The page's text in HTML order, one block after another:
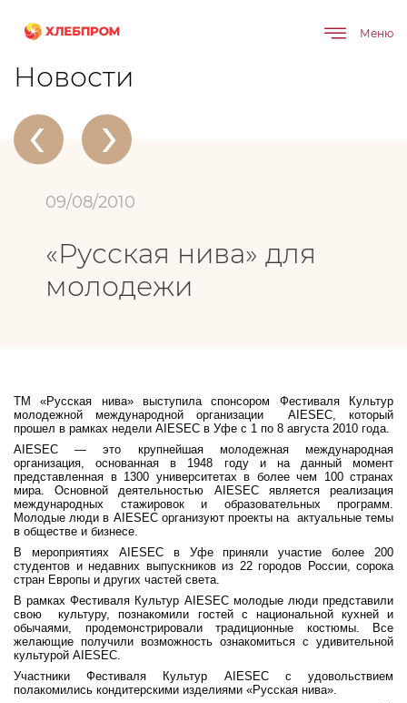
Меню
Главная О компании
Новости
‹ ›
09/08/2010
«Русская нива» для
молодежи
ТМ «Русская нива» выступила спонсором Фестиваля Культур
молодежной международной организации
AIESEC, который
прошел в рамках недели AIESEC в Уфе с 1 по 8 августа 2010 года.
AIESEC — это крупнейшая молодежная международная
организация, основанная в 1948 году и на данный момент
представленная в 1300 университетах в более чем 100 странах
мира. Основной деятельностью AIESEC является реализация
международных стажировок и образовательных программ.
Молодые люди в AIESECорганизуют проекты на актуальные темы
в обществе и бизнесе.
В мероприятиях AIESEC
в Уфе приняли участие более 200
студентов и недавних выпускников из 22 городов России, сорока
стран Европы и других частей света.
В рамках Фестиваля Культур AIESECмолодые люди представили
свою
культуру, познакомили гостей с национальной кухней и
обычаями, продемонстрировали традиционные костюмы. Все
желающие получили возможность ознакомиться с удивительной
культурой AIESEC.
Участники Фестиваля Культур AIESEC
с удовольствием
полакомились кондитерскими изделиями «Русская нива».